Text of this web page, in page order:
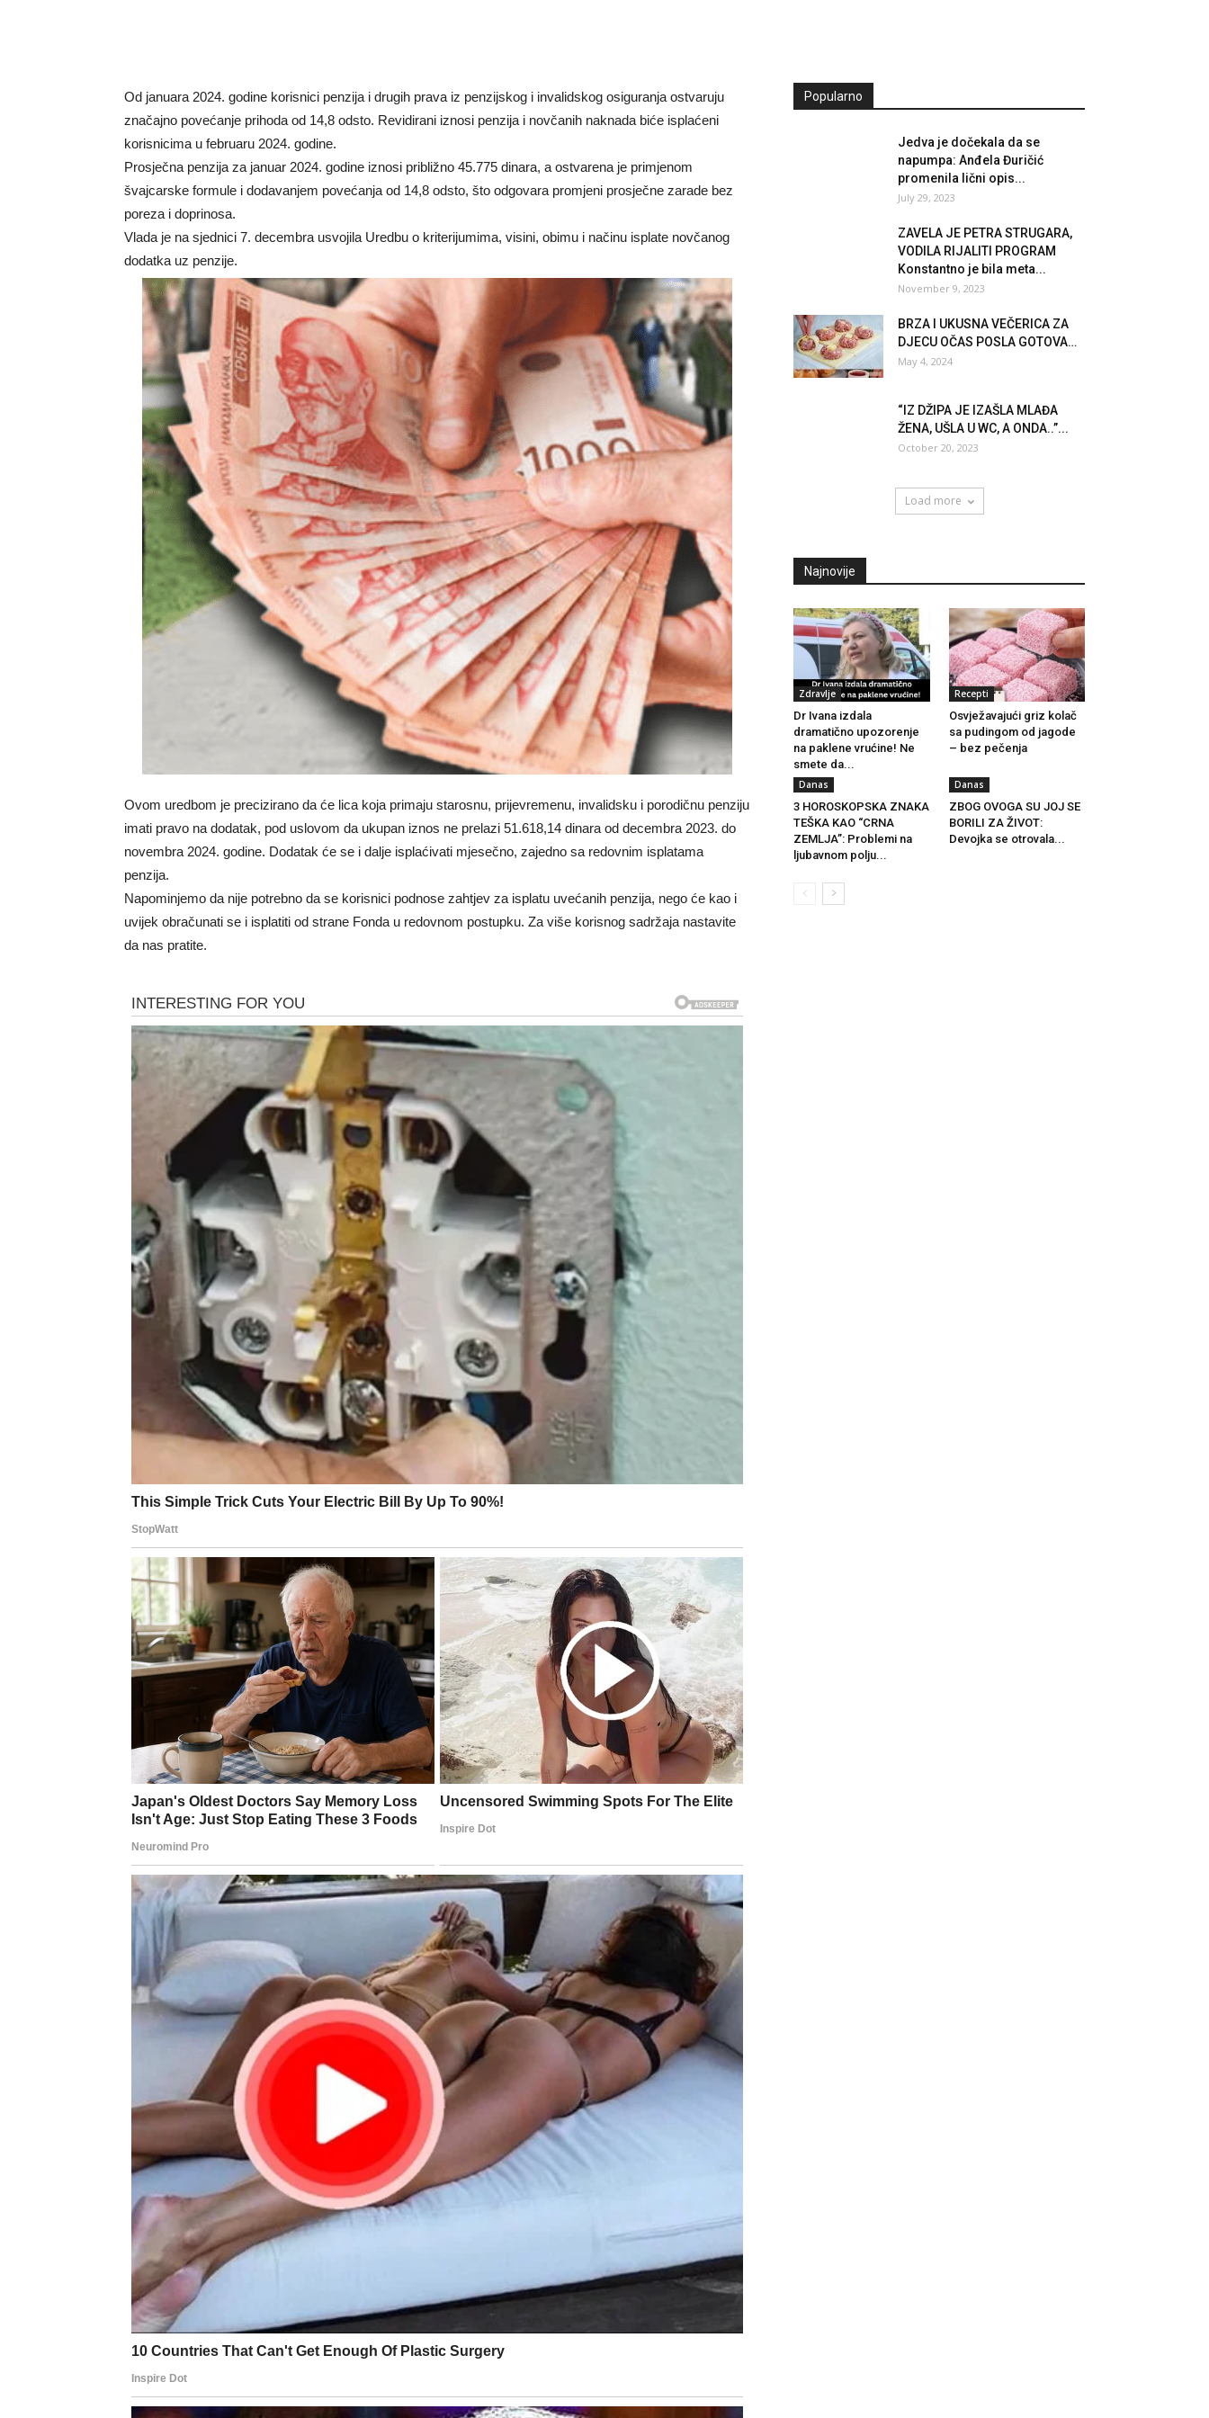
Od januara 2024. godine korisnici penzija i drugih prava iz penzijskog i invalidskog osiguranja ostvaruju
značajno povećanje prihoda od 14,8 odsto. Revidirani iznosi penzija i novčanih naknada biće isplaćeni
korisnicima u februaru 2024. godine.
Prosječna penzija za januar 2024. godine iznosi približno 45.775 dinara, a ostvarena je primjenom
švajcarske formule i dodavanjem povećanja od 14,8 odsto, što odgovara promjeni prosječne zarade bez
poreza i doprinosa.
Vlada je na sjednici 7. decembra usvojila Uredbu o kriterijumima, visini, obimu i načinu isplate novčanog
dodatka uz penzije.
Ovom uredbom je precizirano da će lica koja primaju starosnu, prijevremenu, invalidsku i porodičnu penziju
imati pravo na dodatak, pod uslovom da ukupan iznos ne prelazi 51.618,14 dinara od decembra 2023. do
novembra 2024. godine. Dodatak će se i dalje isplaćivati ​​mjesečno, zajedno sa redovnim isplatama
penzija.
Napominjemo da nije potrebno da se korisnici podnose zahtjev za isplatu uvećanih penzija, nego će kao i
uvijek obračunati se i isplatiti od strane Fonda u redovnom postupku. Za više korisnog sadržaja nastavite
da nas pratite.
Popularno
Jedva je dočekala da se
napumpa: Anđela Đuričić
promenila lični opis...
July 29, 2023
ZAVELA JE PETRA STRUGARA,
VODILA RIJALITI PROGRAM
Konstantno je bila meta...
November 9, 2023
BRZA I UKUSNA VEČERICA ZA
DJECU OČAS POSLA GOTOVA…
May 4, 2024
“IZ DŽIPA JE IZAŠLA MLAĐA
ŽENA, UŠLA U WC, A ONDA..”...
October 20, 2023
Load more
Najnovije
Zdravlje
Dr Ivana izdala
dramatično upozorenje
na paklene vrućine! Ne
smete da...
Recepti
Osvježavajući griz kolač
sa pudingom od jagode
– bez pečenja
Danas
3 HOROSKOPSKA ZNAKA
TEŠKA KAO “CRNA
ZEMLJA”: Problemi na
ljubavnom polju...
Danas
ZBOG OVOGA SU JOJ SE
BORILI ZA ŽIVOT:
Devojka se otrovala...